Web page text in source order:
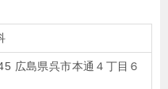
広島県呉市本通４丁目６